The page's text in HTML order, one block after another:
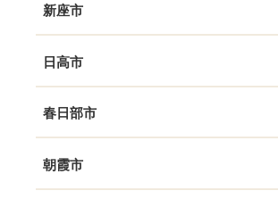
新座市
日高市
春日部市
朝霞市